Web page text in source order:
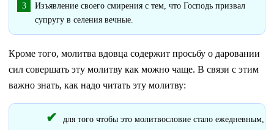
Изъявление своего смирения с тем, что Господь призвал
супругу в селения вечные.
Кроме того, молитва вдовца содержит просьбу о даровании
сил совершать эту молитву как можно чаще. В связи с этим
важно знать, как надо читать эту молитву:
для того чтобы это молитвословие стало ежедневным,